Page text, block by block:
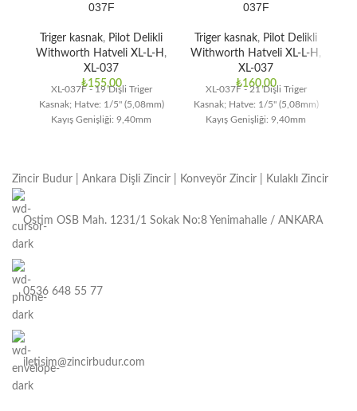
037F
Triger kasnak, Pilot Delikli
Withworth Hatveli XL-L-H ,
XL-037
₺155,00
XL-037F - 19 Dişli Triger
Kasnak; Hatve: 1/5" (5,08mm)
Kayış Genişliği: 9,40mm
037F
Triger kasnak, Pilot Delikli
Withworth Hatveli XL-L-H ,
XL-037
₺160,00
XL-037F - 21 Dişli Triger
Kasnak; Hatve: 1/5" (5,08mm)
Kayış Genişliği: 9,40mm
Zincir Budur | Ankara Dişli Zincir | Konveyör Zincir | Kulaklı Zincir
Ostim OSB Mah. 1231/1 Sokak No:8 Yenimahalle / ANKARA
0536 648 55 77
iletisim@zincirbudur.com